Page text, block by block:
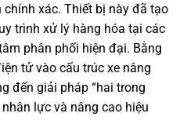
xác. Thiết bị này đã tạo
trình xử lý hàng hóa tại các
phân phối hiện đại. Bằng
tử vào cấu trúc xe nâng
đến giải pháp “hai trong
lực và nâng cao hiệu